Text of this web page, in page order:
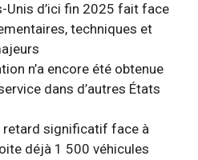
Unis d’ici fin 2025 fait face
techniques et
n’a encore été obtenue
dans d’autres États
retard significatif face à
déjà 1 500 véhicules